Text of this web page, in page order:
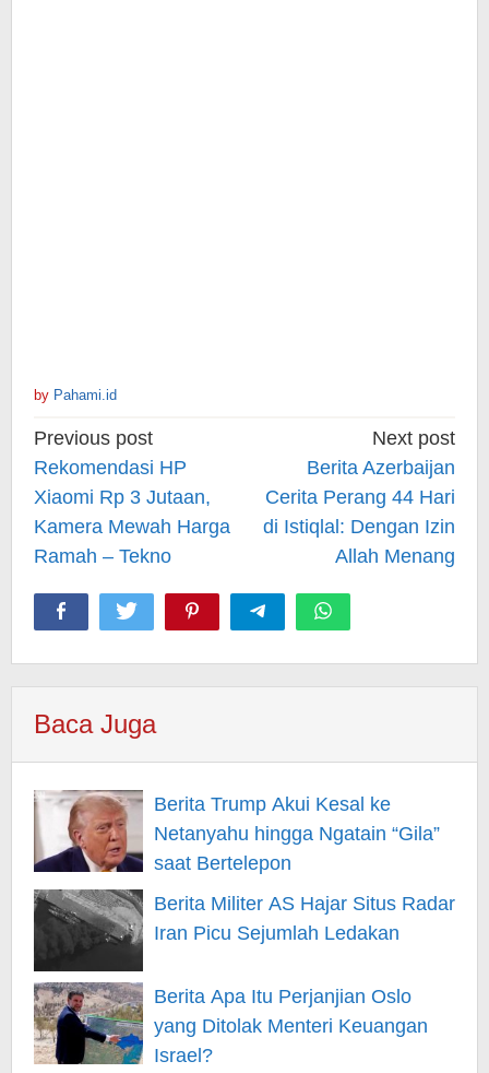
by Pahami.id
Post
navigation
Previous post
Rekomendasi HP
Xiaomi Rp 3 Jutaan,
Kamera Mewah Harga
Ramah – Tekno
Next post
Berita Azerbaijan
Cerita Perang 44 Hari
di Istiqlal: Dengan Izin
Allah Menang
Baca Juga
Berita Trump Akui Kesal ke
Netanyahu hingga Ngatain “Gila”
saat Bertelepon
Berita Militer AS Hajar Situs Radar
Iran Picu Sejumlah Ledakan
Berita Apa Itu Perjanjian Oslo
yang Ditolak Menteri Keuangan
Israel?